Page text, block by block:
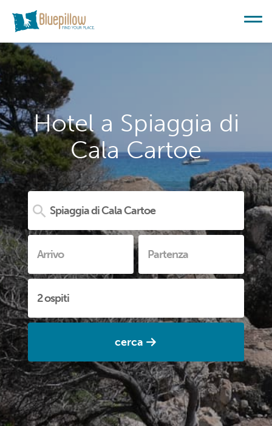
Hotel a Spiaggia di
Cala Cartoe
cerca